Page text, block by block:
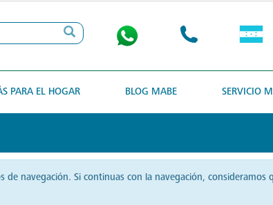
PARA EL HOGAR BLOG MABE SERVICIO
navegación. Si continuas con la navegación, consideramos